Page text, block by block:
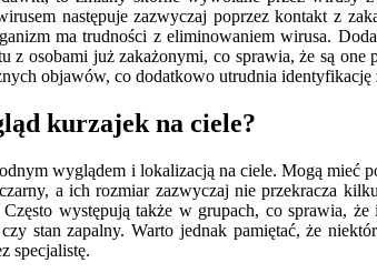
następuje zazwyczaj poprzez kontakt z
ma trudności z eliminowaniem wirusa.
z osobami już zakażonymi, co sprawia, że są
objawów, co dodatkowo utrudnia identyfikację
kurzajek na ciele?
wyglądem i lokalizacją na ciele. Mogą mieć
a ich rozmiar zazwyczaj nie przekracza
występują także w grupach, co sprawia,
stan zapalny. Warto jednak pamiętać, że
specjalistę.